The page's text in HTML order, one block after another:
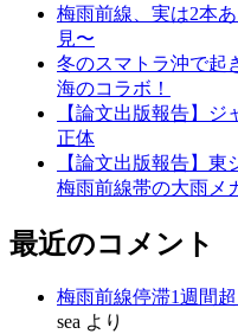
梅雨前線、実は2本
見〜
冬のスマトラ沖で起
海のコラボ！
【論文出版報告】
正体
【論文出版報告】
梅雨前線帯の大雨メ
最近のコメント
梅雨前線停滞1週間
sea より